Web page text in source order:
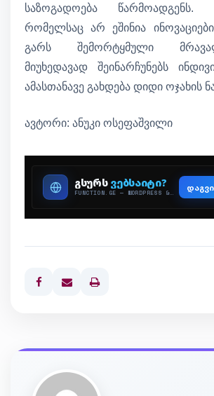
საზოგადოება წარმოადგენს.
რომელსაც არ ეშინია
გარს შემორტყმული
მიუხედავად შეინარჩუნებს
ამასთანავე გახდება დიდი ოჯახის
ავტორი: ანუკი ოსეფაშვილი
Print